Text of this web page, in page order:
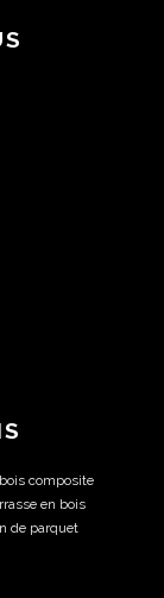
bois composite
en bois
de parquet